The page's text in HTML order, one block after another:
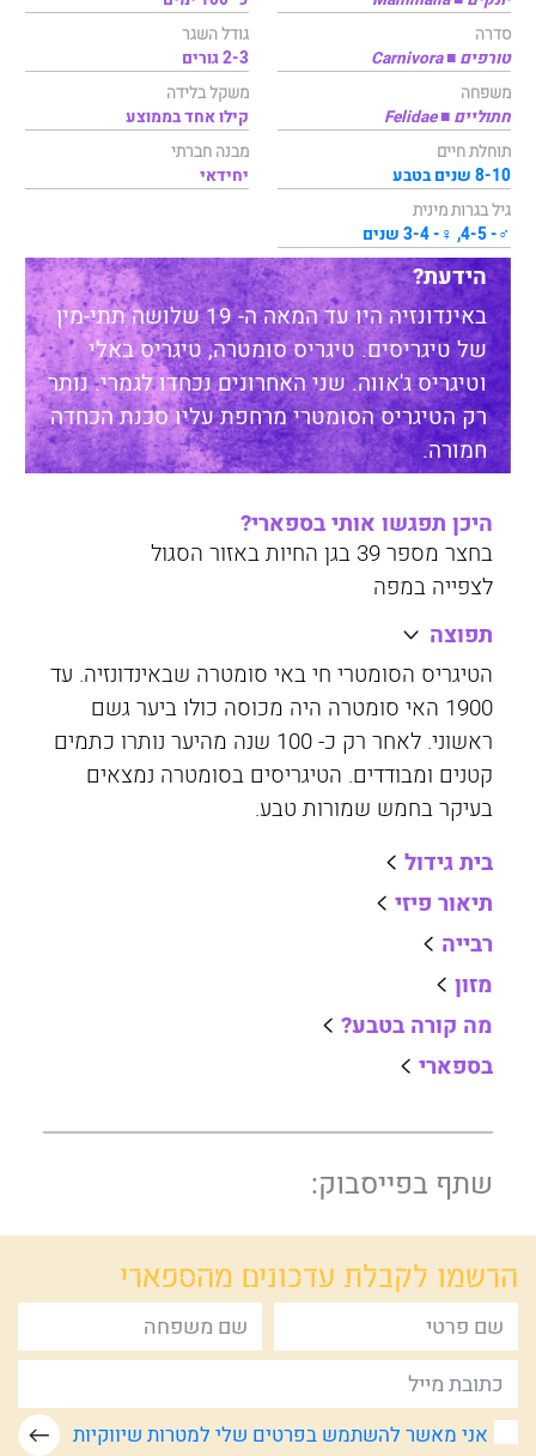
סדרה
טורפים ■ Carnivora
משפחה
חתוליים ■ Felidae
תוחלת חיים
8-10 שנים בטבע
גיל בגרות מינית
♂- 4-5, ♀- 3-4 שנים
גודל השגר
2-3 גורים
משקל בלידה
קילו אחד בממוצע
מבנה חברתי
יחידאי
הידעת?
באינדונזיה היו עד המאה ה- 19 שלושה תתי-מין
של טיגריסים. טיגריס סומטרה, טיגריס באלי
וטיגריס ג'אווה. שני האחרונים נכחדו לגמרי. נותר
רק הטיגריס הסומטרי מרחפת עליו סכנת הכחדה
חמורה.
היכן תפגשו אותי בספארי?
בחצר מספר 39 בגן החיות באזור הסגול
לצפייה במפה
תפוצה
הטיגריס הסומטרי חי באי סומטרה שבאינדונזיה. עד
1900 האי סומטרה היה מכוסה כולו ביער גשם
ראשוני. לאחר רק כ- 100 שנה מהיער נותרו כתמים
קטנים ומבודדים. הטיגריסים בסומטרה נמצאים
בעיקר בחמש שמורות טבע.
בית גידול
תיאור פיזי
רבייה
מזון
מה קורה בטבע?
בספארי
שתף בפייסבוק:
הרשמו לקבלת עדכונים מהספארי
אני מאשר להשתמש בפרטים שלי למטרות שיווקיות